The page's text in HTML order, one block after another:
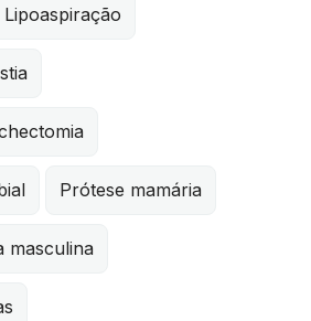
Lipoaspiração
Prótese mamária
masculina